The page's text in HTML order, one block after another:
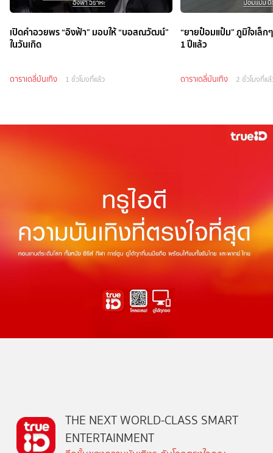
เปิดคำอวยพร “อิงฟ้า” มอบให้ “บอสณวัฒน์”
ในวันเกิด
ดาราเดลี่บันเทิง 1 ชั่วโมงที่แล้ว
“ยายป๋อมแป๋ม” ภูมิใจเล็
1 ปีแล้ว
ดาราเดลี่บันเทิง 2 ชั่วโมงที่แ
THE NEXT WORLD-CLASS SMART
ENTERTAINMENT